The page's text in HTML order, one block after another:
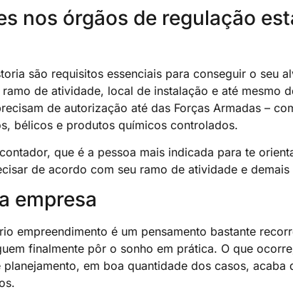
nos órgãos de regulação
são requisitos essenciais para conseguir o seu
de atividade, local de instalação e até mesmo
de autorização até das Forças Armadas –
bélicos e produtos químicos controlados.
que é a pessoa mais indicada para te
de acordo com seu ramo de atividade e
empresa
empreendimento é um pensamento bastante
finalmente pôr o sonho em prática. O que
em boa quantidade dos casos, acaba